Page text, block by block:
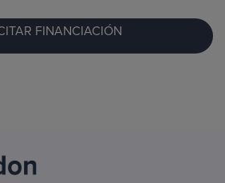
FINANCIACIÓN